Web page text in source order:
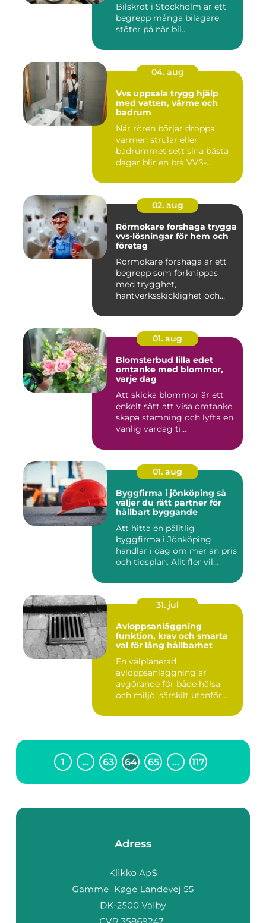
Bilskrot i Stockholm är ett
begrepp många bilägare
stöter på när bil...
04. aug
Vvs uppsala trygg hjälp
med vatten, värme och
badrum
När rören börjar droppa,
värmen strular eller
badrummet sett sina bästa
dagar blir en bra VVS-
02. aug
Rörmokare forshaga trygga
vvs-lösningar för hem och
företag
Rörmokare forshaga är ett
begrepp som förknippas
med trygghet,
hantverksskicklighet och
01. aug
Blomsterbud lilla edet
omtanke med blommor,
varje dag
Att skicka blommor är ett
enkelt sätt att visa omtanke,
skapa stämning och lyfta en
vanlig vardag ti...
01. aug
Byggfirma i jönköping så
väljer du rätt partner för
hållbart byggande
Att hitta en pålitlig
byggfirma i Jönköping
handlar i dag om mer än pris
och tidsplan. Allt fler vil...
31. jul
Avloppsanläggning
funktion, krav och smarta
val för lång hållbarhet
En välplanerad
avloppsanläggning är
avgörande för både hälsa
och miljö, särskilt utanför
1 … 63 64 65 … 117
Adress